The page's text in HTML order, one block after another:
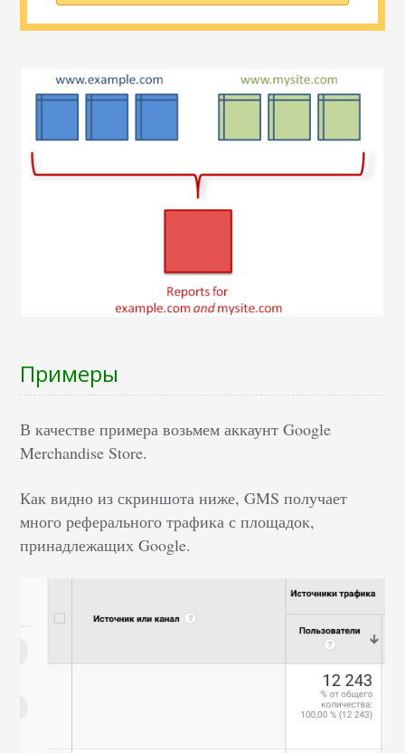
Примеры
В качестве примера возьмем аккаунт Google
Merchandise Store.
Как видно из скриншота ниже, GMS получает
много реферального трафика с площадок,
принадлежащих Google.